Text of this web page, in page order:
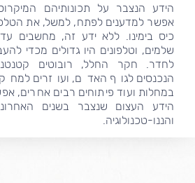
הידע הנצבר על תכונותיהם
אפשר למדענים לפתח, למשל, את
כיס בימינו. ללא ידע זה, מחשבים
שלמים, וטלפונים היו גדולים מכדי
לחדר. חקר החלל, רובוטים
הנכנסים לגוף האדם, ועוזרים
במחלות ועוד פיתוחים רבים אחרים,
הידע העצום שנצבר בשנים
והננו-טכנולוגיה.